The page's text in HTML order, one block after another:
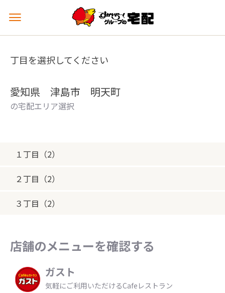
メ
ュ
を
丁目を選択してください
愛知県 津島市 明天町
の宅配エリア選択
１丁目（2）
２丁目（2）
３丁目（2）
店舗のメニューを確認する
ガスト
気軽にご利用いただけるCafeレストラン